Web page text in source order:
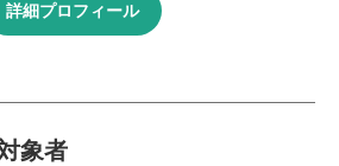
詳細プロフィール
象者